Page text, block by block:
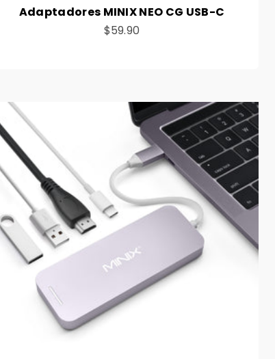
Adaptadores MINIX NEO CG USB-C
Preço de venda
$59.90